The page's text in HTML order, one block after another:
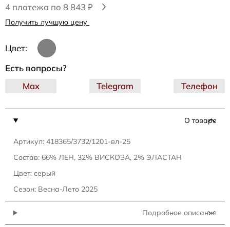
4 платежа по 8 843 ₽
Получить лучшую цену
Цвет:
О товаре
Артикул: 418365/3732/1201-вл-25
Состав: 66% ЛЕН, 32% ВИСКОЗА, 2% ЭЛАСТАН
Цвет: серый
Сезон: Весна-Лето 2025
Подробное описание
Есть вопросы?
Telegram
Max Телефон